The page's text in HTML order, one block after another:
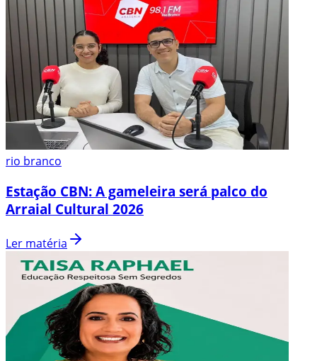
rio branco
Estação CBN: A gameleira será palco do
Arraial Cultural 2026
Ler matéria